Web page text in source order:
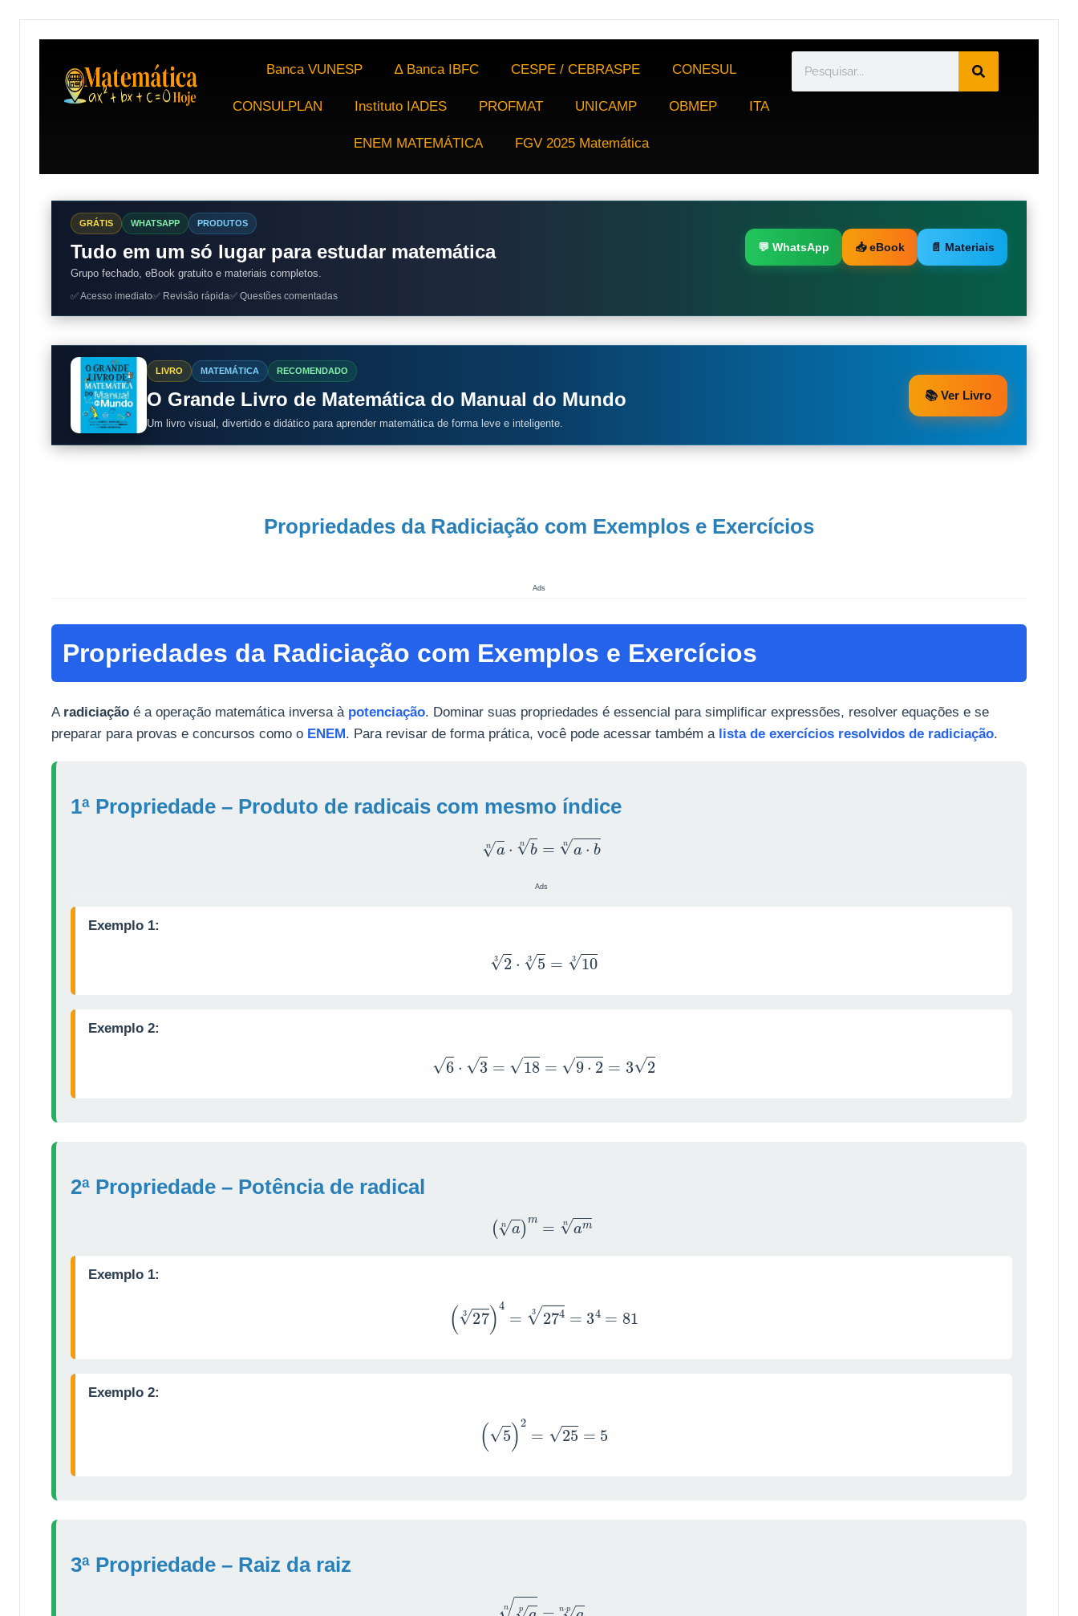
Banca VUNESP ∆ Banca IBFC CESPE / CEBRASPE CONESUL
CONSULPLAN Instituto IADES PROFMAT UNICAMP OBMEP ITA
ENEM MATEMÁTICA FGV 2025 Matemática
GRÁTIS WHATSAPP PRODUTOS
Tudo em um só lugar para estudar matemática
Grupo fechado, eBook gratuito e materiais completos.
💬 WhatsApp 📥 eBook 📄 Materiais
✅ Acesso imediato✅ Revisão rápida✅ Questões comentadas
LIVRO MATEMÁTICA RECOMENDADO
O Grande Livro de Matemática do Manual do Mundo
Um livro visual, divertido e didático para aprender matemática de forma leve e inteligente.
📚 Ver Livro
Propriedades da Radiciação com Exemplos e Exercícios
Ads
Propriedades da Radiciação com Exemplos e Exercícios
A radiciação é a operação matemática inversa à potenciação. Dominar suas propriedades é essencial para simplificar expressões, resolver equações e se
preparar para provas e concursos como o ENEM. Para revisar de forma prática, você pode acessar também a lista de exercícios resolvidos de radiciação.
1ª Propriedade – Produto de radicais com mesmo índice
a ⋅bn ⋅bn
Ads
Exemplo 1:
2 ⋅53 103
Exemplo 2:
=18= =32
2ª Propriedade – Potência de radical
an)m mn
Exemplo 1:
27 3) 2743=
Exemplo 2:
(5)
3ª Propriedade – Raiz da raiz
apn=